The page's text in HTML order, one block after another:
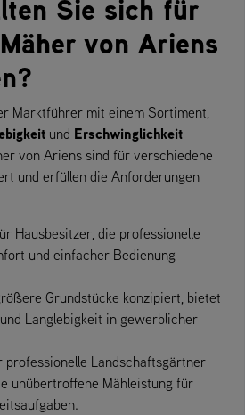
Sie sich für
von Ariens
Marktführer mit einem Sortiment,
und Erschwinglichkeit
von Ariens sind für verschiedene
und erfüllen die Anforderungen
Hausbesitzer, die professionelle
und einfacher Bedienung
Grundstücke konzipiert, bietet
Langlebigkeit in gewerblicher
professionelle Landschaftsgärtner
unübertroffene Mähleistung für